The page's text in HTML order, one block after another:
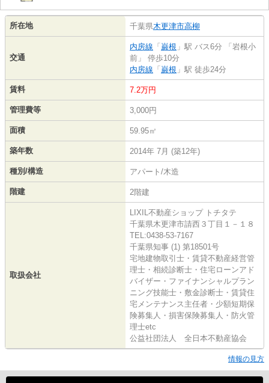
所在地 千葉県木更津市高柳
交通
内房線 「 巌根 」駅 バス6分 「岩根小
前」 停歩10分
内房線 「 巌根 」駅 徒歩24分
賃料 7.2万円
管理費等 3,000円
面積 59.95㎡
築年数 2014年 7月 (築12年)
種別/構造 アパート/木造
階建 2階建
取扱会社
LIXIL不動産ショップ トチタテ
千葉県木更津市請西３丁目１－１８
TEL:0438-53-7167
千葉県知事 (1) 第18501号
宅地建物取引士・賃貸不動産経営管
理士・相続診断士・住宅ローンアド
バイザー・ファイナンシャルプラン
ニング技能士・敷金診断士・賃貸住
宅メンテナンス主任者・少額短期保
険募集人・損害保険募集人・防火管
理士etc
公益社団法人 全日本不動産協会
情報の見方